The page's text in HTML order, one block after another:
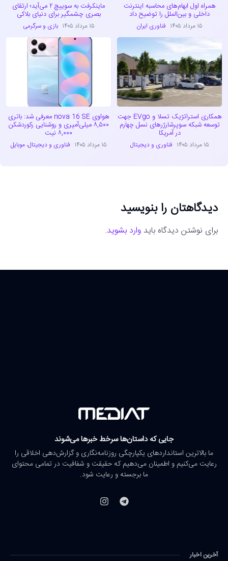
همراه اول ابهام‌های محاسبه اینترنت
داخلی و بین‌الملل را توضیح داد
۱۵ مرداد ۱۴۰۵ فناوری ایران
ماینکرفت به سوییچ ۲ می‌آید؛ ارتقای
بصری چشمگیر برای دنیای بلاکی
۱۵ مرداد ۱۴۰۵ بازی و سرگرمی
همکاری استراتژیک تسلا و EVgo جهت
توسعه شبکه سوپرشارژرهای نسل چهارم
در آمریکا
۱۵ مرداد ۱۴۰۵ فناوری و دیجیتال
هواوی nova 16 SE معرفی شد: باتری
۸,۵۰۰ میلی‌آمپری و روشنایی رکوردشکن
۸,۰۰۰ نیت
۱۵ مرداد ۱۴۰۵ فناوری و دیجیتال،موبایل
دیدگاهتان را بنویسید
برای نوشتن دیدگاه باید وارد بشوید.
جایی که داستان‌ها سرخط خبرها می‌شوند
ما بالاترین استانداردهای یکپارچگی روزنامه‌نگاری و گزارش‌دهی اخلاقی را
رعایت می‌کنیم و اطمینان می‌دهیم که حقیقت و شفافیت در تمامی محتوای
ما برجسته و رعایت شود.
آخرین اخبار